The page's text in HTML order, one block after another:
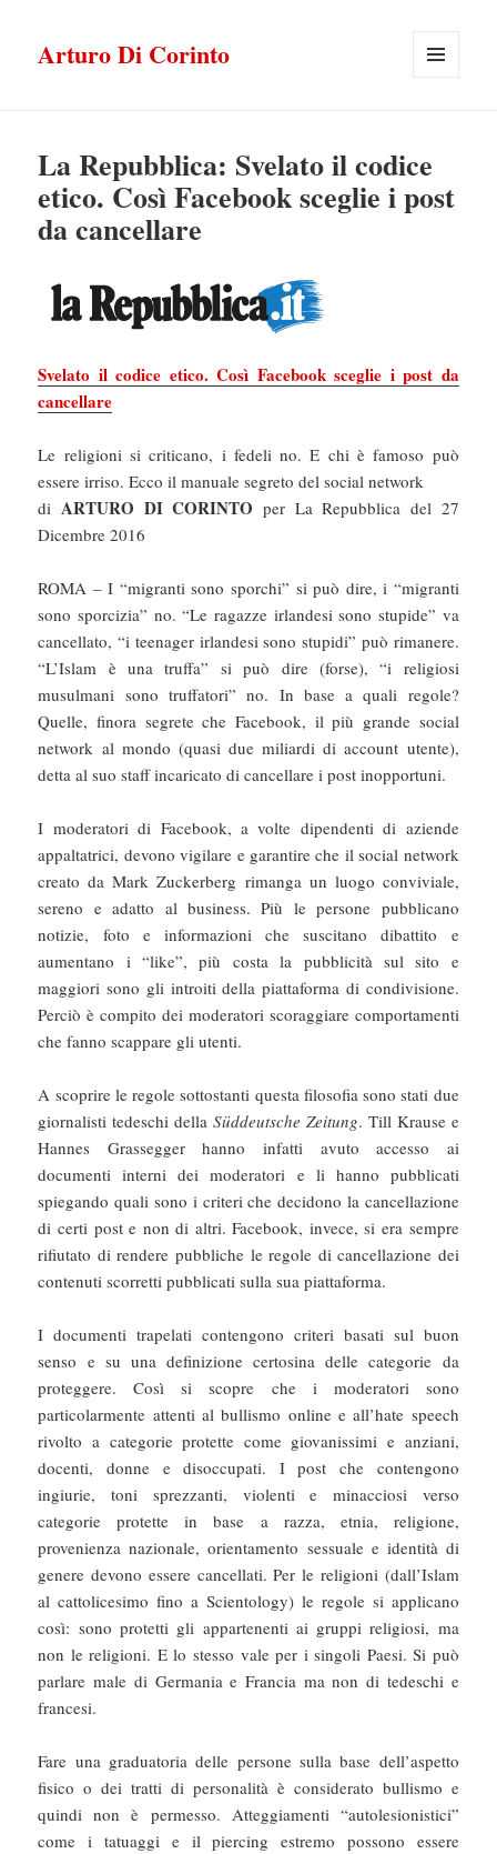
Arturo Di Corinto
La Repubblica: Svelato il codice
etico. Così Facebook sceglie i post
da cancellare
Svelato il codice etico. Così Facebook sceglie i post da
cancellare
Le religioni si criticano, i fedeli no. E chi è famoso può
essere irriso. Ecco il manuale segreto del social network
diARTURO DI CORINTO per La Repubblica del 27
Dicembre 2016
ROMA – I “migranti sono sporchi” si può dire, i “migranti
sono sporcizia” no. “Le ragazze irlandesi sono stupide” va
cancellato, “i teenager irlandesi sono stupidi” può rimanere.
“L’Islam è una truffa” si può dire (forse), “i religiosi
musulmani sono truffatori” no. In base a quali regole?
Quelle, finora segrete che Facebook, il più grande social
network al mondo (quasi due miliardi di account utente),
detta al suo staff incaricato di cancellare i post inopportuni.
I moderatori di Facebook, a volte dipendenti di aziende
appaltatrici, devono vigilare e garantire che il social network
creato da Mark Zuckerberg rimanga un luogo conviviale,
sereno e adatto al business. Più le persone pubblicano
notizie, foto e informazioni che suscitano dibattito e
aumentano i “like”, più costa la pubblicità sul sito e
maggiori sono gli introiti della piattaforma di condivisione.
Perciò è compito dei moderatori scoraggiare comportamenti
che fanno scappare gli utenti.
A scoprire le regole sottostanti questa filosofia sono stati due
giornalisti tedeschi dellaSüddeutsche Zeitung. Till Krause e
Hannes Grassegger hanno infatti avuto accesso ai
documenti interni dei moderatori e li hanno pubblicati
spiegando quali sono i criteri che decidono la cancellazione
di certi post e non di altri. Facebook, invece, si era sempre
rifiutato di rendere pubbliche le regole di cancellazione dei
contenuti scorretti pubblicati sulla sua piattaforma.
I documenti trapelati contengono criteri basati sul buon
senso e su una definizione certosina delle categorie da
proteggere. Così si scopre che i moderatori sono
particolarmente attenti al bullismo online e all’hate speech
rivolto a categorie protette come giovanissimi e anziani,
docenti, donne e disoccupati. I post che contengono
ingiurie, toni sprezzanti, violenti e minacciosi verso
categorie protette in base a razza, etnia, religione,
provenienza nazionale, orientamento sessuale e identità di
genere devono essere cancellati. Per le religioni (dall’Islam
al cattolicesimo fino a Scientology) le regole si applicano
così: sono protetti gli appartenenti ai gruppi religiosi, ma
non le religioni. E lo stesso vale per i singoli Paesi. Si può
parlare male di Germania e Francia ma non di tedeschi e
francesi.
Fare una graduatoria delle persone sulla base dell’aspetto
fisico o dei tratti di personalità è considerato bullismo e
quindi non è permesso. Atteggiamenti “autolesionistici”
come i tatuaggi e il piercing estremo possono essere